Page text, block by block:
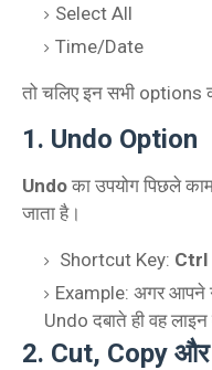
Select All
Time/Date
तो चलिए इन सभी
1. Undo Option
Undo का उपयोग पिछले
जाता है।
Shortcut Key: Ctrl
Example: अगर आपने
Undo दबाते ही वह
2. Cut, Copy